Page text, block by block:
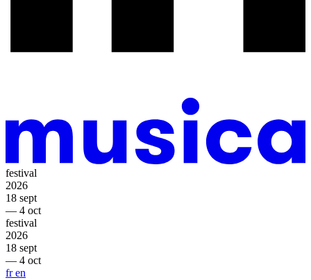
festival
2026
18 sept
— 4 oct
festival
2026
18 sept
— 4 oct
fren